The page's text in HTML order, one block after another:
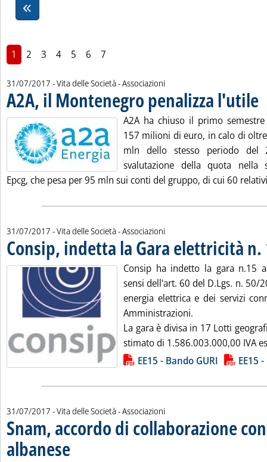
1 2 3 4 5 6 7
31/07/2017 - Vita delle Società - Associazioni
A2A, il Montenegro penalizza l'utile
A2A ha chiuso il primo
157 milioni di euro, in calo di
mln dello stesso periodo del
svalutazione della quota nella
Epcg, che pesa per 95 mln sui conti del gruppo, di cui 60
31/07/2017 - Vita delle Società - Associazioni
Consip, indetta la Gara elettricità n.
Consip ha indetto la gara n.15
sensi dell'art. 60 del D.Lgs. n. 50/
energia elettrica e dei servizi
Amministrazioni.
La gara è divisa in 17 Lotti
stimato di 1.586.003.000,00 IVA
Lista allegati PDF alla notiziaEE15 - Bando GURI EE15
31/07/2017 - Vita delle Società - Associazioni
Snam, accordo di collaborazione
albanese